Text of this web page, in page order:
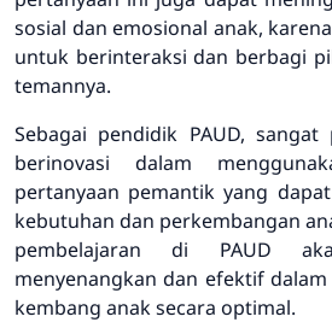
sosial dan emosional anak,
untuk berinteraksi dan berbagi
temannya.
Sebagai pendidik PAUD,
berinovasi dalam
pertanyaan pemantik yang
kebutuhan dan perkembangan
pembelajaran di PAUD
menyenangkan dan efektif
kembang anak secara optimal.